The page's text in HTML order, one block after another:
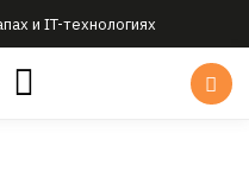
и IT-технологиях